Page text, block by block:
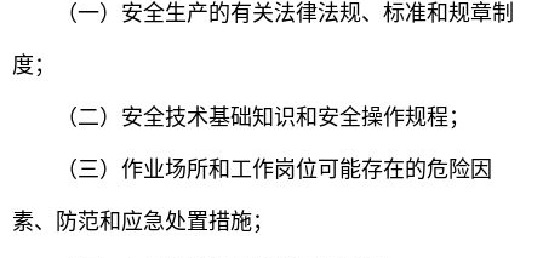
（一）安全生产的有关法律法规、标准和规章制
度；
（二）安全技术基础知识和安全操作规程；
（三）作业场所和工作岗位可能存在的危险因
素、防范和应急处置措施；